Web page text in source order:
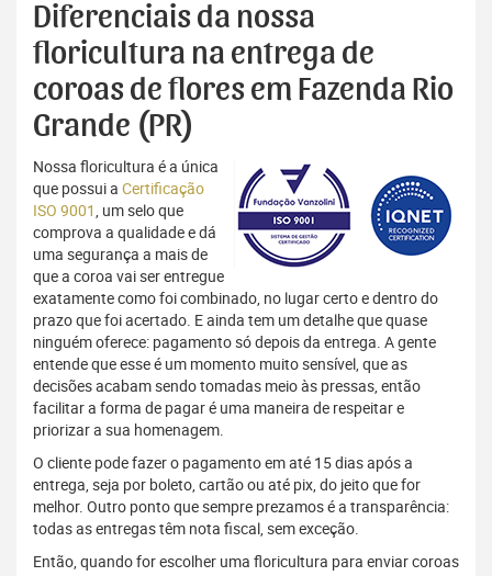
Diferenciais da nossa
floricultura na entrega de
coroas de flores em Fazenda Rio
Grande (PR)
Nossa floricultura é a única
que possui a Certificação
ISO 9001, um selo que
comprova a qualidade e dá
uma segurança a mais de
que a coroa vai ser entregue
exatamente como foi combinado, no lugar certo e dentro do
prazo que foi acertado. E ainda tem um detalhe que quase
ninguém oferece: pagamento só depois da entrega. A gente
entende que esse é um momento muito sensível, que as
decisões acabam sendo tomadas meio às pressas, então
facilitar a forma de pagar é uma maneira de respeitar e
priorizar a sua homenagem.
O cliente pode fazer o pagamento em até 15 dias após a
entrega, seja por boleto, cartão ou até pix, do jeito que for
melhor. Outro ponto que sempre prezamos é a transparência:
todas as entregas têm nota fiscal, sem exceção.
Então, quando for escolher uma floricultura para enviar coroas